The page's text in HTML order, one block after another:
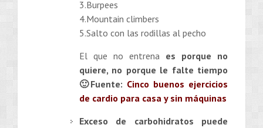
3.Burpees
4.Mountain climbers
5.Salto con las rodillas al pecho
El que no entrena es porque no
quiere, no porque le falte tiempo
🙂Fuente: Cinco buenos ejercicios
de cardio para casa y sin máquinas
Exceso de carbohidratos puede